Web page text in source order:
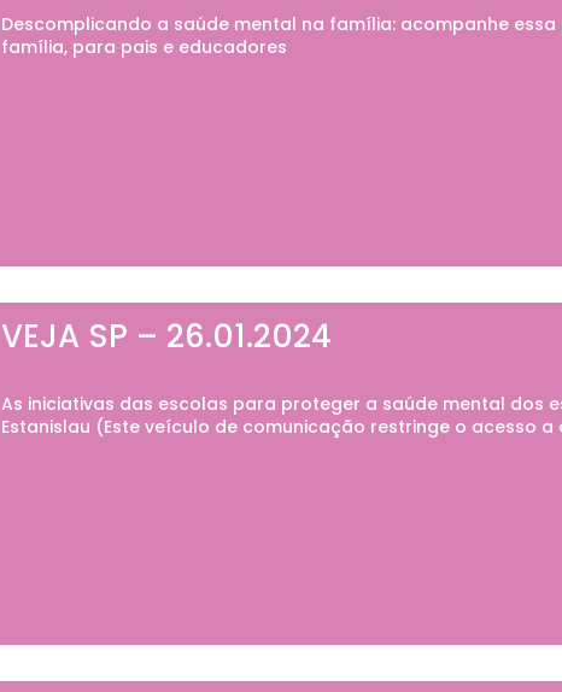
Descomplicando a saúde mental na família: acompanhe
família, para pais e educadores
VEJA SP – 26.01.2024
As iniciativas das escolas para proteger a saúde mental dos
Estanislau (Este veículo de comunicação restringe o acesso a